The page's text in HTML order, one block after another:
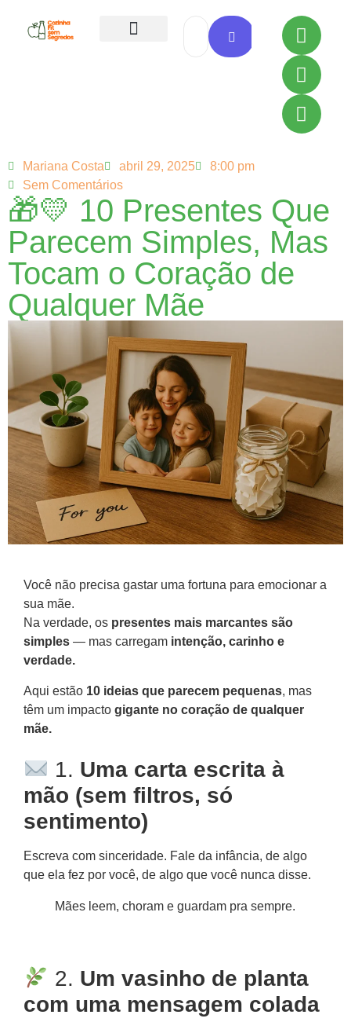
Mariana Costa abril 29, 2025
8:00 pm
Sem Comentários
🎁💛 10 Presentes Que
Parecem Simples, Mas
Tocam o Coração de
Qualquer Mãe
Você não precisa gastar uma fortuna para emocionar a
sua mãe.
Na verdade, os presentes mais marcantes são
simples — mas carregam intenção, carinho e
verdade.
Aqui estão 10 ideias que parecem pequenas, mas
têm um impacto gigante no coração de qualquer
mãe.
1. Uma carta escrita à
mão (sem filtros, só
sentimento)
Escreva com sinceridade. Fale da infância, de algo
que ela fez por você, de algo que você nunca disse.
Mães leem, choram e guardam pra sempre.
2. Um vasinho de planta
com uma mensagem colada